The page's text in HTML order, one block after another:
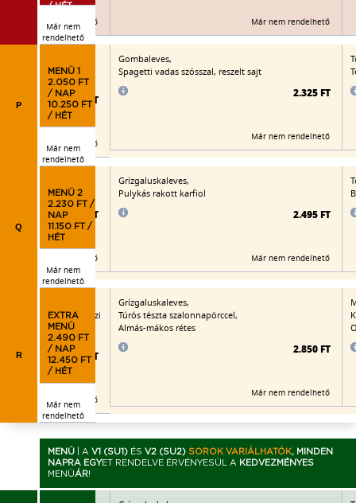
/ HÉT
Már nem
rendelhető
Már nem rendelhető Már nem rendelhető
P
MENÜ 1
2.050 FT
/ NAP
10.250 FT
/ HÉT
Már nem
rendelhető
kemencében sütve,
2.495 FT
Már nem rendelhető
Gombaleves,
Spagetti vadas szósszal, reszelt sajt
2.325 FT
Már nem rendelhető
Q
MENÜ 2
2.230 FT /
NAP
11.150 FT /
HÉT
Már nem
rendelhető
2.270 FT
Már nem rendelhető
Grízgaluskaleves,
Pulykás rakott karfiol
2.495 FT
Már nem rendelhető
R
EXTRA
MENÜ
2.490 FT
/ NAP
12.450 FT
/ HÉT
Már nem
rendelhető
rakott burgonya, házi
2.965 FT
Már nem rendelhető
Grízgaluskaleves,
Túrós tészta szalonnapörccel,
Almás-mákos rétes
2.850 FT
Már nem rendelhető
MENÜ A V1 (SU1) ÉS V2 (SU2) SOROK VARIÁLHATÓK, MINDEN
NAPRA EGYET RENDELVE ÉRVÉNYESÜL A KEDVEZMÉNYES
MENÜÁR!